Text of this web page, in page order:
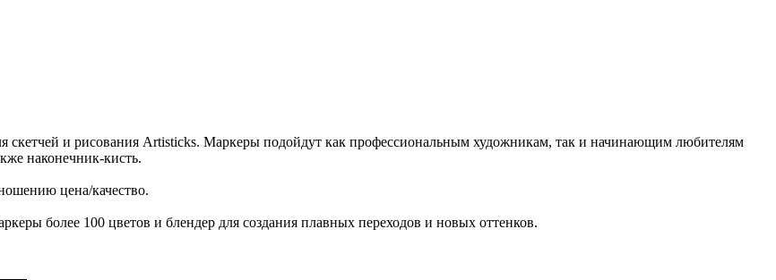
скетчей и рисования Artisticks. Маркеры подойдут как профессиональным художникам, так и начинающим любителям
наконечник-кисть.
цена/качество.
более 100 цветов и блендер для создания плавных переходов и новых оттенков.